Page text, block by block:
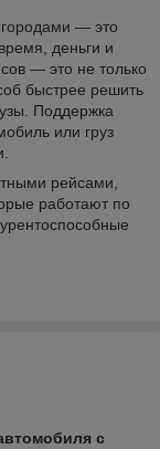
— это
деньги и
— это не только
быстрее решить
Поддержка
или груз
рейсами,
работают по
с